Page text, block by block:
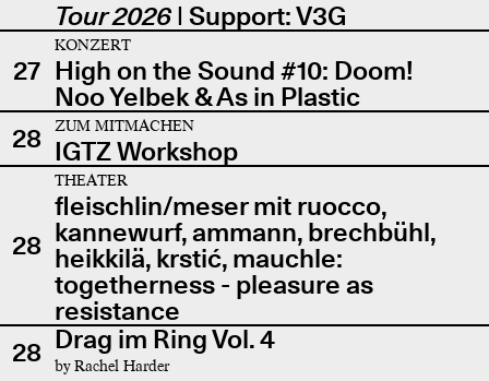
Tour 2026| Support: V3G
27
KONZERT
High on the Sound #10: Doom!
Noo Yelbek & As in Plastic
28
ZUM MITMACHEN
IGTZ Workshop
28
THEATER
fleischlin/meser mit ruocco,
kannewurf, ammann, brechbühl,
heikkilä, krstić, mauchle:
togetherness - pleasure as
resistance
28 Drag im Ring Vol. 4
by Rachel Harder